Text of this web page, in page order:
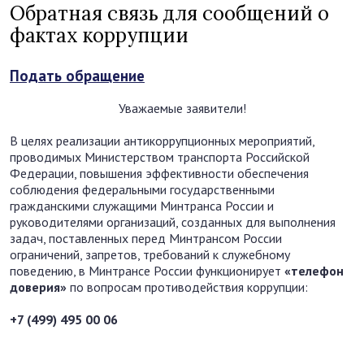
Обратная связь для сообщений о
фактах коррупции
Подать обращение
Уважаемые заявители!
В целях реализации антикоррупционных мероприятий,
проводимых Министерством транспорта Российской
Федерации, повышения эффективности обеспечения
соблюдения федеральными государственными
гражданскими служащими Минтранса России и
руководителями организаций, созданных для выполнения
задач, поставленных перед Минтрансом России
ограничений, запретов, требований к служебному
поведению, в Минтрансе России функционирует «телефон
доверия» по вопросам противодействия коррупции:
+7 (499) 495 00 06